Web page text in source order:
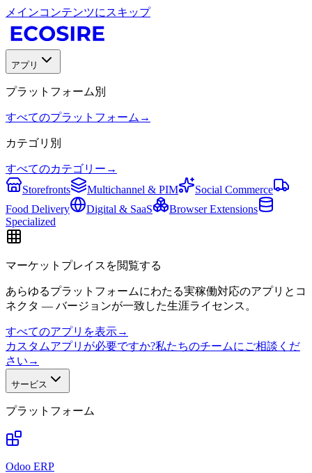
メインコンテンツにスキップ
アプリ
プラットフォーム別
すべてのプラットフォーム →
カテゴリ別
すべてのカテゴリー →
Storefronts
Multichannel & PIM
Social Commerce
Food Delivery
Digital & SaaS
Browser Extensions
Specialized
マーケットプレイスを閲覧する
あらゆるプラットフォームにわたる実稼働対応のアプリとコ
ネクタ — バージョンが一致した生涯ライセンス。
すべてのアプリを表示→
カスタムアプリが必要ですか?私たちのチームにご相談くだ
さい →
サービス
プラットフォーム
Odoo ERP